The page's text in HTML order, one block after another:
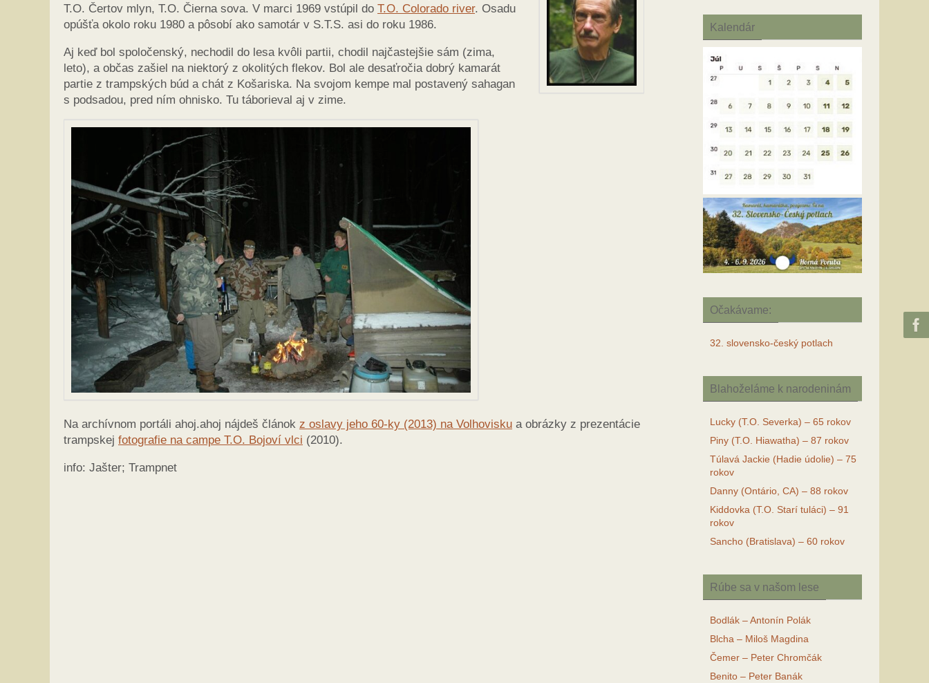
T.O. Čertov mlyn, T.O. Čierna sova. V marci 1969 vstúpil do T.O. Colorado river. Osadu
opúšťa okolo roku 1980 a pôsobí ako samotár v S.T.S. asi do roku 1986.
Aj keď bol spoločenský, nechodil do lesa kvôli partii, chodil najčastejšie sám (zima,
leto), a občas zašiel na niektorý z okolitých flekov. Bol ale desaťročia dobrý kamarát
partie z trampských búd a chát z Košariska. Na svojom kempe mal postavený sahagan
s podsadou, pred ním ohnisko. Tu táborieval aj v zime.
Na archívnom portáli ahoj.ahoj nájdeš článok z oslavy jeho 60-ky (2013) na Volhovisku a obrázky z prezentácie
trampskej fotografie na campe T.O. Bojoví vlci (2010).
info: Jašter; Trampnet
Kalendár
Očakávame:
32. slovensko-český potlach
Blahoželáme k narodeninám
Lucky (T.O. Severka) – 65 rokov
Piny (T.O. Hiawatha) – 87 rokov
Túlavá Jackie (Hadie údolie) – 75
rokov
Danny (Ontário, CA) – 88 rokov
Kiddovka (T.O. Starí tuláci) – 91
rokov
Sancho (Bratislava) – 60 rokov
Rúbe sa v našom lese
Bodlák – Antonín Polák
Blcha – Miloš Magdina
Čemer – Peter Chromčák
Benito – Peter Banák